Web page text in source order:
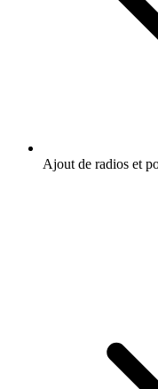
Ajout de radios et